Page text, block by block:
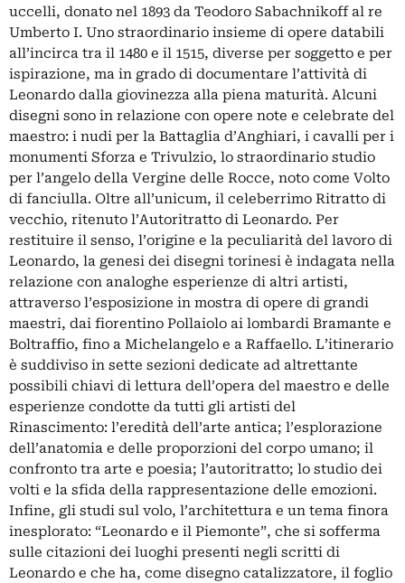
uccelli, donato nel 1893 da Teodoro Sabachnikoff al re
Umberto I. Uno straordinario insieme di opere databili
all’incirca tra il 1480 e il 1515, diverse per soggetto e per
ispirazione, ma in grado di documentare l’attività di
Leonardo dalla giovinezza alla piena maturità. Alcuni
disegni sono in relazione con opere note e celebrate del
maestro: i nudi per la Battaglia d’Anghiari, i cavalli per i
monumenti Sforza e Trivulzio, lo straordinario studio
per l’angelo della Vergine delle Rocce, noto come Volto
di fanciulla. Oltre all’unicum, il celeberrimo Ritratto di
vecchio, ritenuto l’Autoritratto di Leonardo. Per
restituire il senso, l’origine e la peculiarità del lavoro di
Leonardo, la genesi dei disegni torinesi è indagata nella
relazione con analoghe esperienze di altri artisti,
attraverso l’esposizione in mostra di opere di grandi
maestri, dai fiorentino Pollaiolo ai lombardi Bramante e
Boltraffio, fino a Michelangelo e a Raffaello. L’itinerario
è suddiviso in sette sezioni dedicate ad altrettante
possibili chiavi di lettura dell’opera del maestro e delle
esperienze condotte da tutti gli artisti del
Rinascimento: l’eredità dell’arte antica; l’esplorazione
dell’anatomia e delle proporzioni del corpo umano; il
confronto tra arte e poesia; l’autoritratto; lo studio dei
volti e la sfida della rappresentazione delle emozioni.
Infine, gli studi sul volo, l’architettura e un tema finora
inesplorato: “Leonardo e il Piemonte”, che si sofferma
sulle citazioni dei luoghi presenti negli scritti di
Leonardo e che ha, come disegno catalizzatore, il foglio